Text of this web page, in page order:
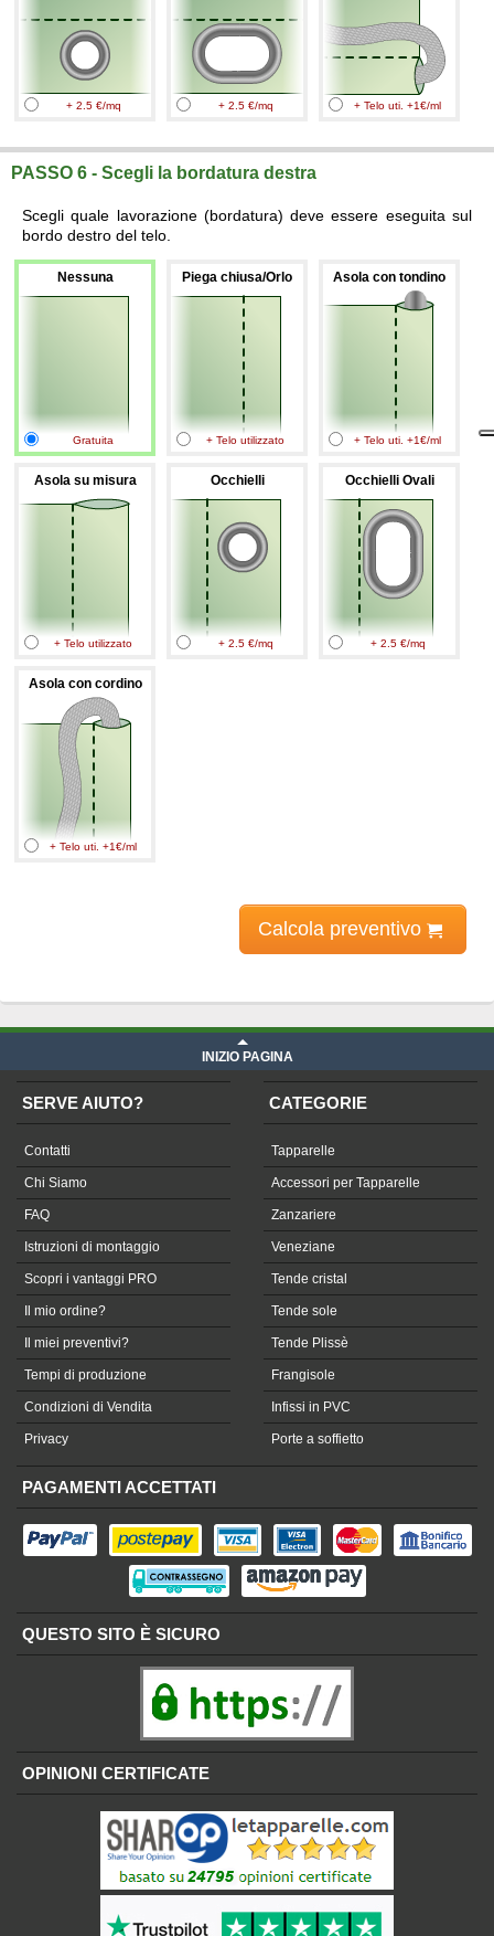
+ 2.5 €/mq + 2.5 €/mq + Telo uti. +1€/ml
PASSO 6 - Scegli la bordatura destra
Scegli quale lavorazione (bordatura) deve essere eseguita sul
bordo destro del telo.
Nessuna
Gratuita
Piega chiusa/Orlo
+ Telo utilizzato
Asola con tondino
+ Telo uti. +1€/ml
Asola su misura
+ Telo utilizzato
Occhielli
+ 2.5 €/mq
Occhielli Ovali
+ 2.5 €/mq
Asola con cordino
+ Telo uti. +1€/ml
Calcola preventivo
INIZIO PAGINA
SERVE AIUTO?
Contatti
Chi Siamo
FAQ
Istruzioni di montaggio
Scopri i vantaggi PRO
Il mio ordine?
Il miei preventivi?
Tempi di produzione
Condizioni di Vendita
Privacy
CATEGORIE
Tapparelle
Accessori per Tapparelle
Zanzariere
Veneziane
Tende cristal
Tende sole
Tende Plissè
Frangisole
Infissi in PVC
Porte a soffietto
PAGAMENTI ACCETTATI
QUESTO SITO È SICURO
OPINIONI CERTIFICATE